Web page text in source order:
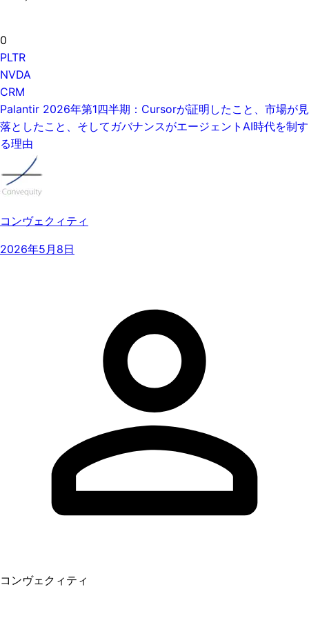
0
PLTR
NVDA
CRM
Palantir 2026年第1四半期：Cursorが証明したこと、市場が見
落としたこと、そしてガバナンスがエージェントAI時代を制す
る理由
コンヴェクィティ
2026年5月8日
コンヴェクィティ